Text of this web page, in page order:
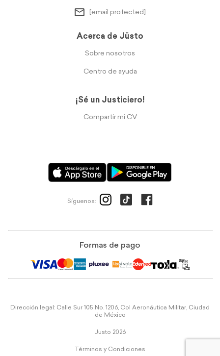
[email protected]
Acerca de Jüsto
Sobre nosotros
Centro de ayuda
¡Sé un Justiciero!
Compartir mi CV
Síguenos:
Formas de pago
Dirección legal: Calle Sur 105 No. 1206, Col Aeronáutica Militar, Ciudad
de México
Justo 2026
Términos y Condiciones